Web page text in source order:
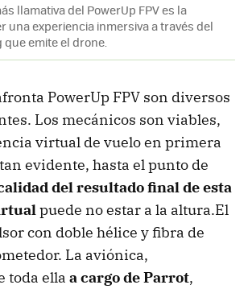
llamativa del PowerUp FPV es la
una experiencia inmersiva a través del
emite el drone.
PowerUp FPV son diversos
Los mecánicos son viables,
virtual de vuelo en primera
evidente, hasta el punto de
del resultado final de esta
puede no estar a la altura.El
con doble hélice y fibra de
La aviónica,
toda ella a cargo de Parrot,